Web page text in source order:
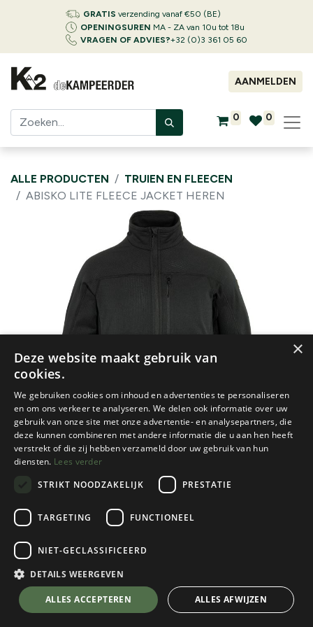
GRATIS verzending vanaf €50 (BE)
OPENINGSUREN MA - ZA van 10u tot 18u
VRAGEN OF ADVIES?+32 (0)3 361 05 60
AANMELDEN
0 0
ALLE PRODUCTEN
TRUIEN EN FLEECEN
ABISKO LITE FLEECE JACKET HEREN
Fjallraven
Abisko Lite Fleece Jacket heren
Black
Kies een maat
💬 Stel je vraag over dit product via WhatsApp
×
Deze website maakt gebruik van
cookies.
We gebruiken cookies om inhoud en advertenties te personaliseren
en om ons verkeer te analyseren. We delen ook informatie over uw
gebruik van onze site met onze advertentie- en analysepartners, die
deze kunnen combineren met andere informatie die u aan hen heeft
verstrekt of die zij hebben verzameld door uw gebruik van hun
diensten. Lees verder
STRIKT NOODZAKELIJK
PRESTATIE
TARGETING FUNCTIONEEL
NIET-GECLASSIFICEERD
DETAILS WEERGEVEN
ALLES ACCEPTEREN ALLES AFWIJZEN